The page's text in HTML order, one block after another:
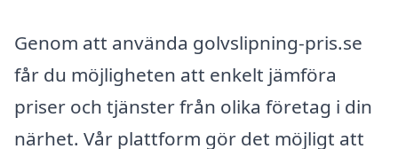
Genom att använda golvslipning-pris.se
får du möjligheten att enkelt jämföra
priser och tjänster från olika företag i din
närhet. Vår plattform gör det möjligt att